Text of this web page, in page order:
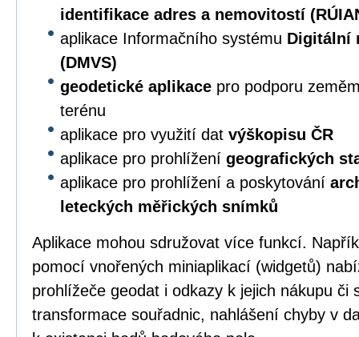
identifikace adres a nemovitostí
aplikace Informačního systému Digitální
(DMVS)
geodetické aplikace pro podporu
terénu
aplikace pro využití dat výškopisu ČR
aplikace pro prohlížení geografických
aplikace pro prohlížení a poskytování
leteckých měřických snímků
Aplikace mohou sdružovat více funkcí.
pomocí vnořených miniaplikací (widgetů)
prohlížeče geodat i odkazy k jejich nákupu či
transformace souřadnic, nahlášení chyby v